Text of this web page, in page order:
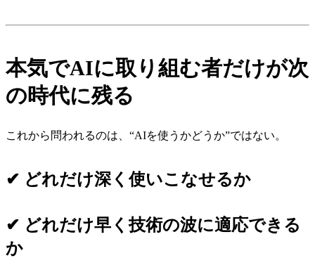
本気でAIに取り組む者だけが次
の時代に残る
これから問われるのは、“AIを使うかどうか”ではない。
✔ どれだけ深く使いこなせるか
✔ どれだけ早く技術の波に適応できる
か